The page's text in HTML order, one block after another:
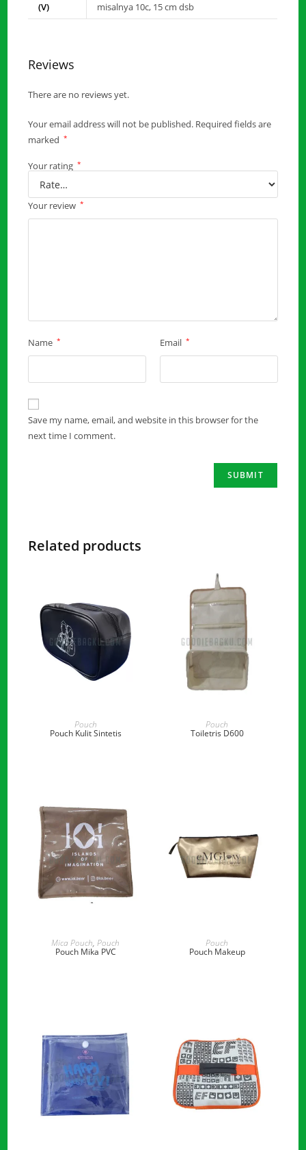
(V) misalnya 10c, 15 cm dsb
Reviews
There are no reviews yet.
Your email address will not be published. Required fields are
marked *
Your rating *
Your review *
Name * Email *
Save my name, email, and website in this browser for the
next time I comment.
Related products
READ MORE
Pouch
Pouch Kulit Sintetis
READ MORE
Pouch
Toiletris D600
READ MORE
Mica Pouch,Pouch
Pouch Mika PVC
READ MORE
Pouch
Pouch Makeup